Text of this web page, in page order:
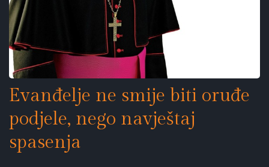
Evanđelje ne smije biti oruđe
podjele, nego navještaj
spasenja